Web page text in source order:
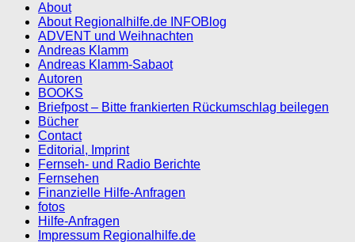
About
About Regionalhilfe.de INFOBlog
ADVENT und Weihnachten
Andreas Klamm
Andreas Klamm-Sabaot
Autoren
BOOKS
Briefpost – Bitte frankierten Rückumschlag beilegen
Bücher
Contact
Editorial, Imprint
Fernseh- und Radio Berichte
Fernsehen
Finanzielle Hilfe-Anfragen
fotos
Hilfe-Anfragen
Impressum Regionalhilfe.de